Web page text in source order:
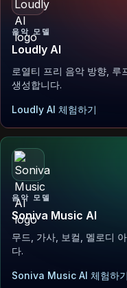
음악 모델
Loudly AI
로열티 프리 음악 방향, 루
생성합니다.
Loudly AI 체험하기
음악 모델
Soniva Music AI
무드, 가사, 보컬, 멜로디
다.
Soniva Music AI 체험하기